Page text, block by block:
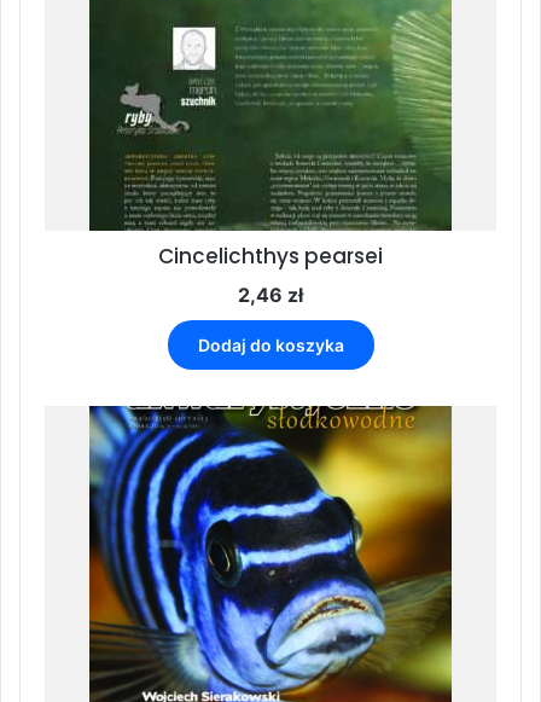
Cincelichthys pearsei
2,46 zł
Dodaj do koszyka